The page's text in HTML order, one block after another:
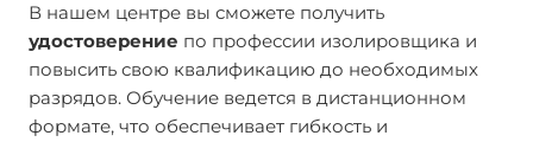
В нашем центре вы сможете получить
удостоверение по профессии изолировщика и
повысить свою квалификацию до необходимых
разрядов. Обучение ведется в дистанционном
формате, что обеспечивает гибкость и